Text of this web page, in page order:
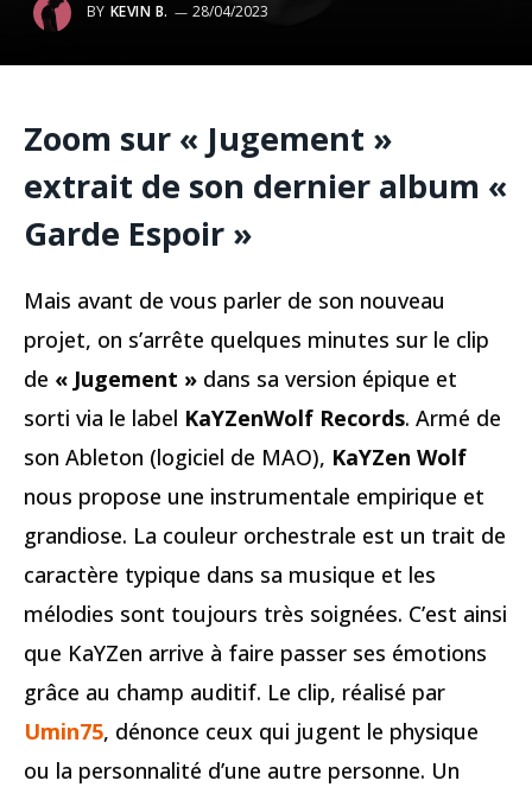
BY KEVIN B. 28/04/2023
Zoom sur « Jugement »
extrait de son dernier album «
Garde Espoir »
Mais avant de vous parler de son nouveau
projet, on s’arrête quelques minutes sur le clip
de « Jugement » dans sa version épique et
sorti via le label KaYZenWolf Records. Armé de
son Ableton (logiciel de MAO), KaYZen Wolf
nous propose une instrumentale empirique et
grandiose. La couleur orchestrale est un trait de
caractère typique dans sa musique et les
mélodies sont toujours très soignées. C’est ainsi
que KaYZen arrive à faire passer ses émotions
grâce au champ auditif. Le clip, réalisé par
Umin75, dénonce ceux qui jugent le physique
ou la personnalité d’une autre personne. Un